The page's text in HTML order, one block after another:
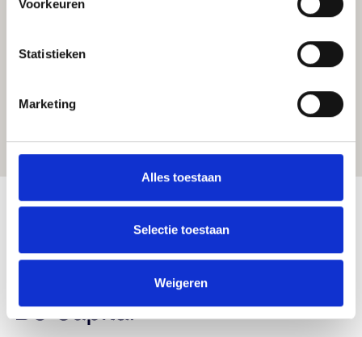
Voorkeuren
Statistieken
Marketing
Alles toestaan
Selectie toestaan
Weigeren